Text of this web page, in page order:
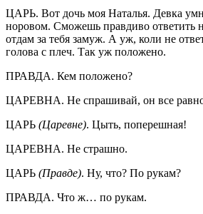
ЦАРЬ. Вот дочь моя Наталья. Девка
норовом. Сможешь правдиво ответить
отдам за тебя замуж. А уж, коли не
голова с плеч. Так уж положено.
ПРАВДА. Кем положено?
ЦАРЕВНА. Не спрашивай, он все равно
ЦАРЬ (Царевне). Цыть, поперешная!
ЦАРЕВНА. Не страшно.
ЦАРЬ (Правде). Ну, что? По рукам?
ПРАВДА. Что ж… по рукам.